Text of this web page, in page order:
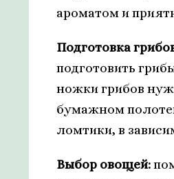
ароматом и
Подготовка
подготовить
ножки грибов
бумажном
ломтики, в
Выбор овощей: